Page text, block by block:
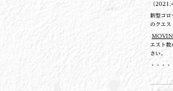
（
新型コロ
のクエス
エスト数
さい。
・・・